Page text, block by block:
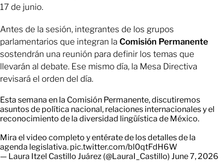
17 de junio.
Antes de la sesión, integrantes de los grupos
parlamentarios que integran la Comisión Permanente
sostendrán una reunión para definir los temas que
llevarán al debate. Ese mismo día, la Mesa Directiva
revisará el orden del día.
Esta semana en la Comisión Permanente, discutiremos
asuntos de política nacional, relaciones internacionales y el
reconocimiento de la diversidad lingüística de México.
Mira el video completo y entérate de los detalles de la
agenda legislativa. pic.twitter.com/bl0qtFdH6W
— Laura Itzel Castillo Juárez (@LauraI_Castillo) June 7, 2026